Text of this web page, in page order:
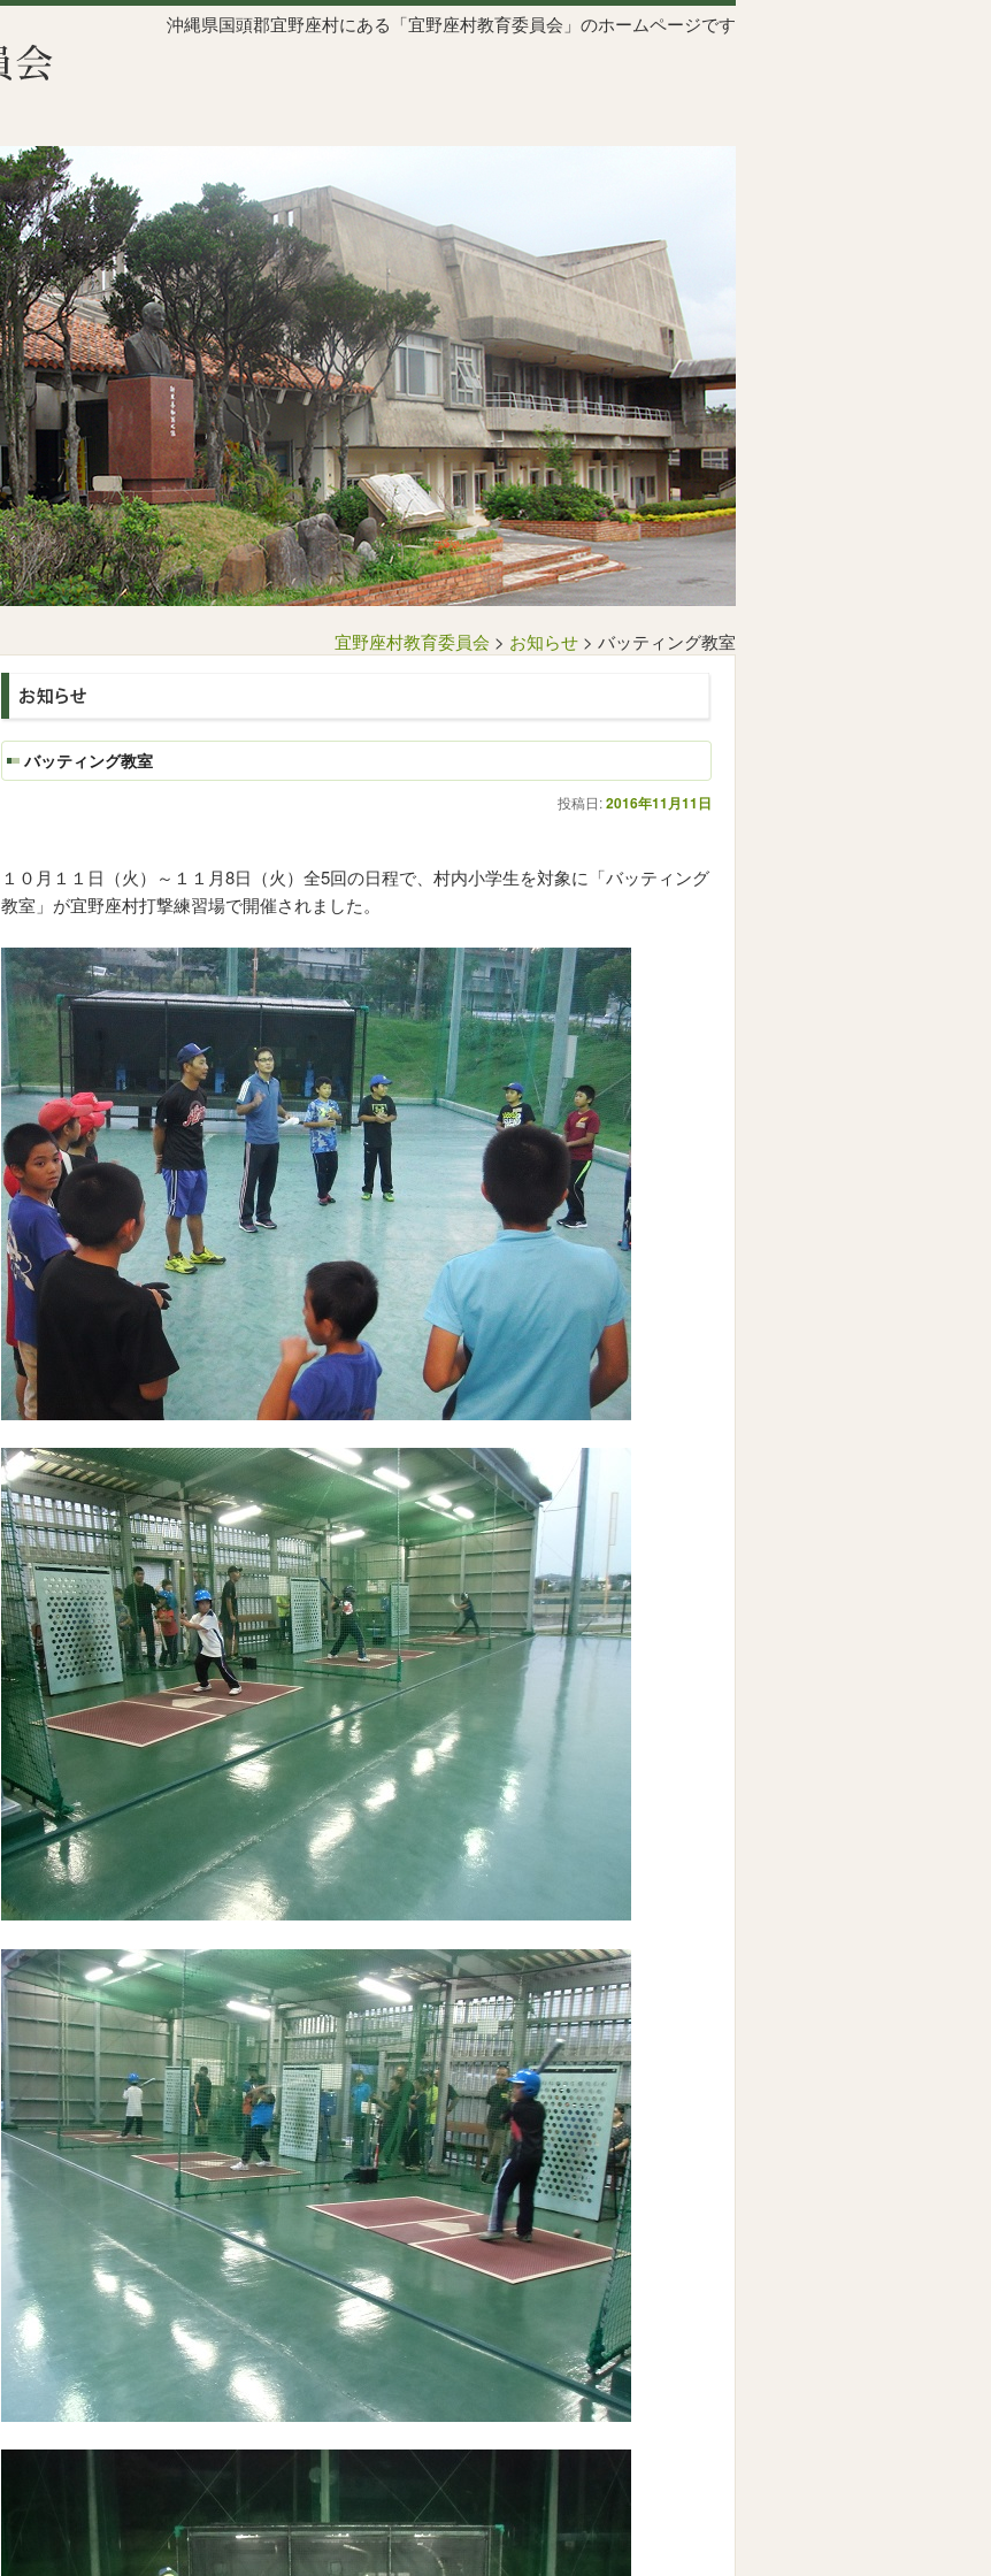
沖縄県国頭郡宜野座村にある「宜野座村教育委員会」のホームページです
宜野座村教育委員会 > お知らせ > バッティング教室
バッティング教室
投稿日:2016年11月11日
１０月１１日（火）～１１月8日（火）全5回の日程で、村内小学生を対象に「バッティング
教室」が宜野座村打撃練習場で開催されました。